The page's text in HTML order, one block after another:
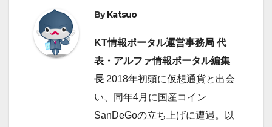
ゲ
ー
シ
ByKatsuo
KT情報ポータル運営事務局 代
表・アルファ情報ポータル編集
長 2018年初頭に仮想通貨と出会
い、同年4月に国産コイン
SanDeGoの立ち上げに遭遇。以